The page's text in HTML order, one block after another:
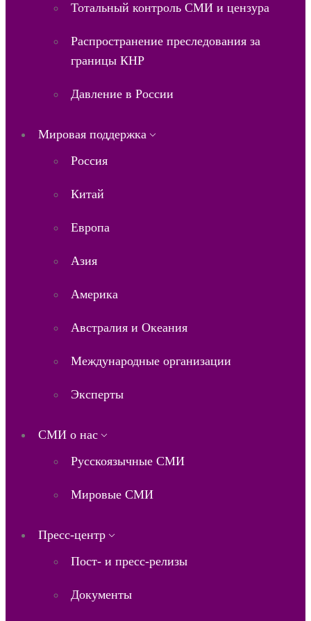
Тотальный контроль СМИ и цензура
Распространение преследования за
границы КНР
Давление в России
Мировая поддержка
Россия
Китай
Европа
Азия
Америка
Австралия и Океания
Международные организации
Эксперты
СМИ о нас
Русскоязычные СМИ
Мировые СМИ
Пресс-центр
Пост- и пресс-релизы
Документы